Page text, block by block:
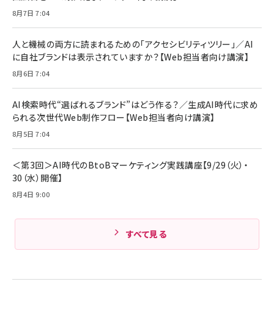
組織の成果を最大化する ルールのデザイン
￥1,980
Amazonランキングをもっと見る
全ワイヤレスイヤホン/アクティブノイズキャンセリ
技術基準適合】ブラック
￥5,990
ケーブル Anker絡まないケーブル 240W 結束バン
ド付き USB PD対応 シリコン素材採用 iPhone
17 / 16 / 15 / Galaxy iPad Pro MacBook
Pro/Air 各種対応 (1.8m ミッドナイトブラック)
￥1,890
サッポロ 生ビール 黒ラベル 350ml 缶 24本 ビー
ル ケース買い【6/30応募〆切! 黒ラベルビヤセラー
￥4,857
8月7日 7:04
人と機械の両方に読まれるための「アクセシビリティツリー」／AI
に自社ブランドは表示されていますか？【Web担当者向け講演】
8月6日 7:04
AI検索時代“選ばれるブランド”はどう作る？／生成AI時代に求め
られる次世代Web制作フロー【Web担当者向け講演】
8月5日 7:04
＜第3回＞AI時代のBtoBマーケティング実践講座【9/29（火）・
30（水）開催】
8月4日 9:00
すべて見る